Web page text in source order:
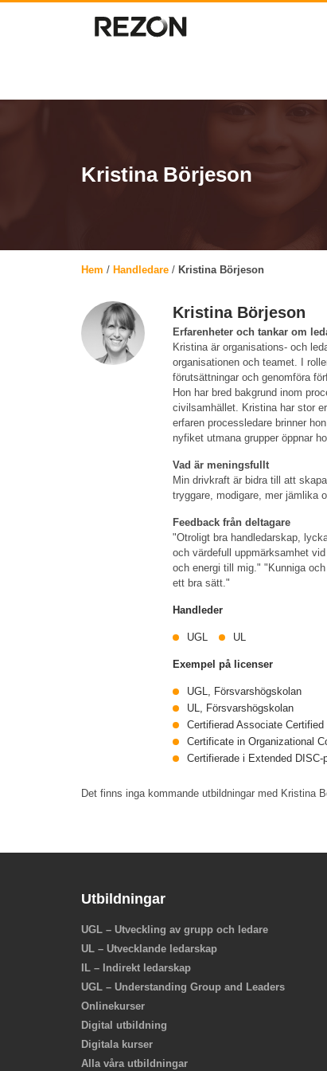
Kristina Börjeson
Hem / Handledare / Kristina Börjeson
Kristina Börjeson
Erfarenheter och tankar om
Kristina är organisations- och
organisationen och teamet. I
förutsättningar och genomföra
Hon har bred bakgrund inom
civilsamhället. Kristina har stor
erfaren processledare brinner
nyfiket utmana grupper öppnar
Vad är meningsfullt
Min drivkraft är bidra till att
tryggare, modigare, mer jämlika
Feedback från deltagare
"Otroligt bra handledarskap,
och värdefull uppmärksamhet
och energi till mig." "Kunniga
ett bra sätt."
Handleder
UGL UL
Exempel på licenser
UGL, Försvarshögskolan
UL, Försvarshögskolan
Certifierad Associate
Certificate in Organizational
Certifierade i Extended DISC-
Det finns inga kommande utbildningar med Kristina
Utbildningar
UGL – Utveckling av grupp och ledare
UL – Utvecklande ledarskap
IL – Indirekt ledarskap
UGL – Understanding Group and Leaders
Onlinekurser
Digital utbildning
Digitala kurser
Alla våra utbildningar